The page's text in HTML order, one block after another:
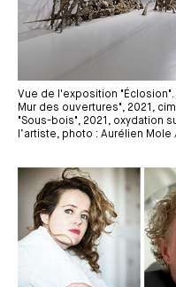
Vue de l'exposition
Mur des ouvertures", 2021,
"Sous-bois", 2021, oxydation
l’artiste, photo : Aurélien Mole
Média